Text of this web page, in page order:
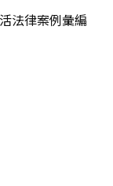
法律案例彙編